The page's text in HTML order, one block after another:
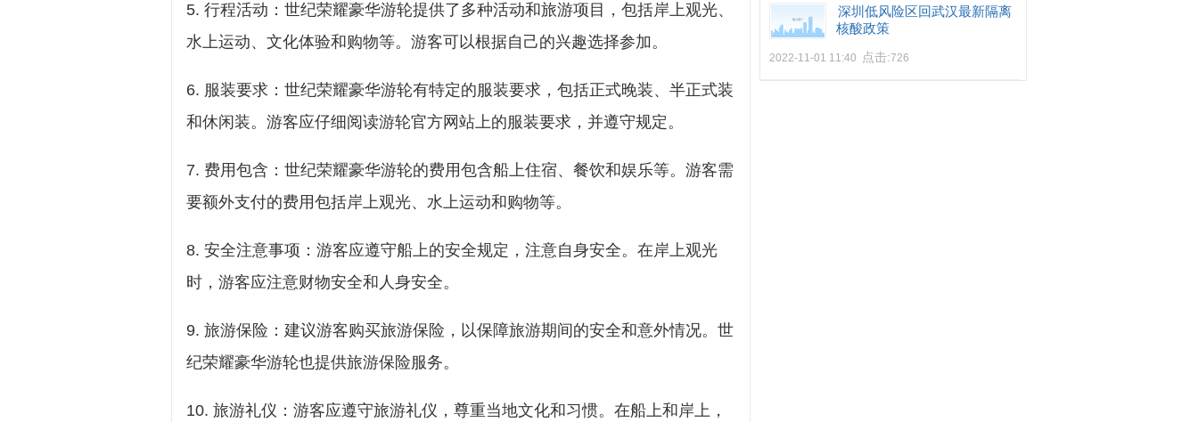
5. 行程活动：世纪荣耀豪华游轮提供了多种活动和旅游项目，包括岸上观光、
水上运动、文化体验和购物等。游客可以根据自己的兴趣选择参加。
6. 服装要求：世纪荣耀豪华游轮有特定的服装要求，包括正式晚装、半正式装
和休闲装。游客应仔细阅读游轮官方网站上的服装要求，并遵守规定。
7. 费用包含：世纪荣耀豪华游轮的费用包含船上住宿、餐饮和娱乐等。游客需
要额外支付的费用包括岸上观光、水上运动和购物等。
8. 安全注意事项：游客应遵守船上的安全规定，注意自身安全。在岸上观光
时，游客应注意财物安全和人身安全。
9. 旅游保险：建议游客购买旅游保险，以保障旅游期间的安全和意外情况。世
纪荣耀豪华游轮也提供旅游保险服务。
10. 旅游礼仪：游客应遵守旅游礼仪，尊重当地文化和习惯。在船上和岸上，
深圳低风险区回武汉最新隔离
核酸政策
2022-11-01 11:40 点击:726